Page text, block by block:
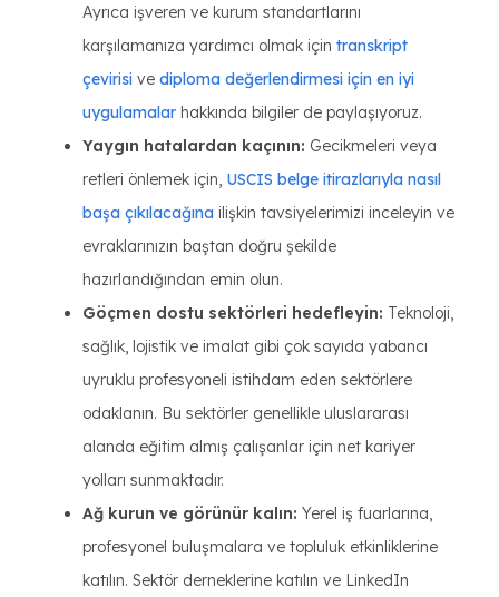
Ayrıca işveren ve kurum standartlarını
karşılamanıza yardımcı olmak için transkript
çevirisi ve diploma değerlendirmesi için en iyi
uygulamalar hakkında bilgiler de paylaşıyoruz.
Yaygın hatalardan kaçının: Gecikmeleri veya
retleri önlemek için, USCIS belge itirazlarıyla nasıl
başa çıkılacağına ilişkin tavsiyelerimizi inceleyin ve
evraklarınızın baştan doğru şekilde
hazırlandığından emin olun.
Göçmen dostu sektörleri hedefleyin: Teknoloji,
sağlık, lojistik ve imalat gibi çok sayıda yabancı
uyruklu profesyoneli istihdam eden sektörlere
odaklanın. Bu sektörler genellikle uluslararası
alanda eğitim almış çalışanlar için net kariyer
yolları sunmaktadır.
Ağ kurun ve görünür kalın: Yerel iş fuarlarına,
profesyonel buluşmalara ve topluluk etkinliklerine
katılın. Sektör derneklerine katılın ve LinkedIn